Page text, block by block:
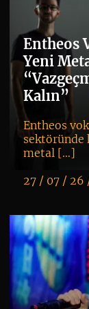
Entheos
Yeni
Kalın”
Entheos
sektöründe
metal […]
27 / 07 / 26